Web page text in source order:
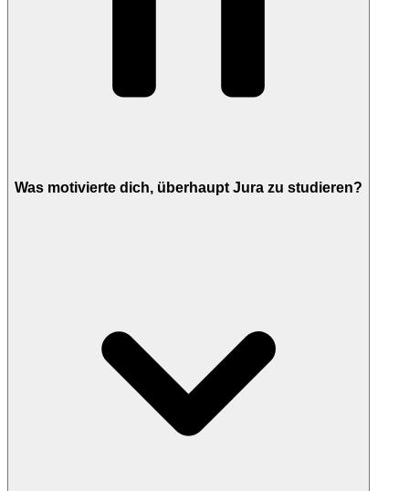
Was motivierte dich, überhaupt Jura zu studieren?